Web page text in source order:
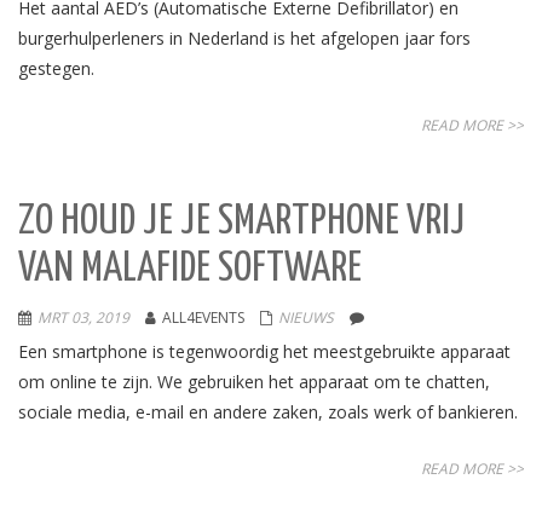
Het aantal AED’s (Automatische Externe Defibrillator) en
burgerhulperleners in Nederland is het afgelopen jaar fors
gestegen.
READ MORE >>
ZO HOUD JE JE SMARTPHONE VRIJ
VAN MALAFIDE SOFTWARE
MRT 03, 2019 ALL4EVENTS NIEUWS
Een smartphone is tegenwoordig het meestgebruikte apparaat
om online te zijn. We gebruiken het apparaat om te chatten,
sociale media, e-mail en andere zaken, zoals werk of bankieren.
READ MORE >>